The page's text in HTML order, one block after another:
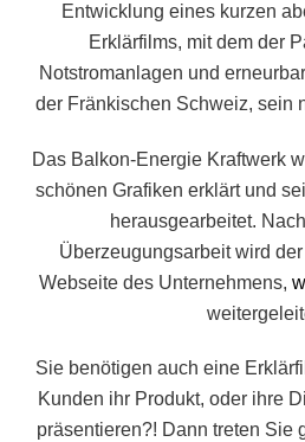
Entwicklung eines kurzen
Erklärfilms, mit dem der
Notstromanlagen und
der Fränkischen Schweiz, sein
Das Balkon-Energie Kraftwerk
schönen Grafiken erklärt und
herausgearbeitet.
Überzeugungsarbeit wird
Webseite des Unternehmens,
Sie benötigen auch eine
Kunden ihr Produkt, oder ihre
präsentieren?! Dann treten Sie